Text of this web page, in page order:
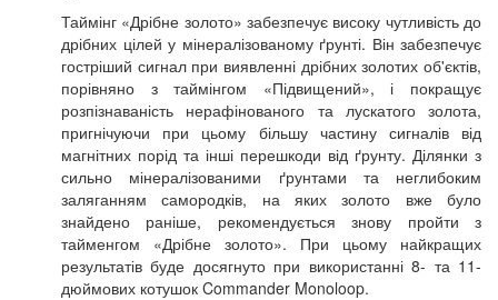
Таймінг «Дрібне золото» забезпечує високу чутливість до
дрібних цілей у мінералізованому ґрунті. Він забезпечує
гостріший сигнал при виявленні дрібних золотих об'єктів,
порівняно з таймінгом «Підвищений», і покращує
розпізнаваність нерафінованого та лускатого золота,
пригнічуючи при цьому більшу частину сигналів від
магнітних порід та інші перешкоди від ґрунту. Ділянки з
сильно мінералізованими ґрунтами та неглибоким
заляганням самородків, на яких золото вже було
знайдено раніше, рекомендується знову пройти з
тайменгом «Дрібне золото». При цьому найкращих
результатів буде досягнуто при використанні 8- та 11-
дюймових котушок Commander Monoloop.